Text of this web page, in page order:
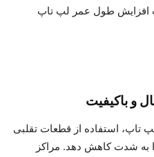
افزایش طول عمر لپ‌ تاپ
تاپ، استفاده از قطعات تقلبی
به شدت کاهش دهد. مراکز